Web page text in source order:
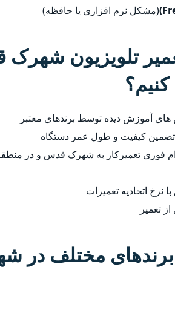
(مشکل نرم افزاری یا حافظه)
تلویزیون
های آموزش دیده توسط برندهای معتبر
تضمین کیفیت و طول عمر دستگاه
فوری تعمیرکار به شهرک قدس و در
نرخ اتحادیه تعمیرات
تعمیر
مختلف در